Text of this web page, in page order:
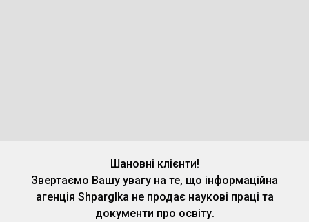
Шановні клієнти!
Звертаємо Вашу увагу на те, що інформаційна
агенція Shparglka не продає наукові праці та
документи про освіту.